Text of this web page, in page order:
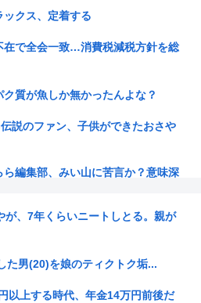
クス、定着する
在で全会一致…消費税減税方針を総
質が魚しか無かったんよな？
説のファン、子供ができたおさや
ら編集部、みい山に苦言か？意味深
、子なし女にド正論を述べてしま
満載したトラック」発言が波紋！
が、7年くらいニートしとる。親が
た男(20)を娘のティクトク垢...
以上する時代、年金14万円前後だ